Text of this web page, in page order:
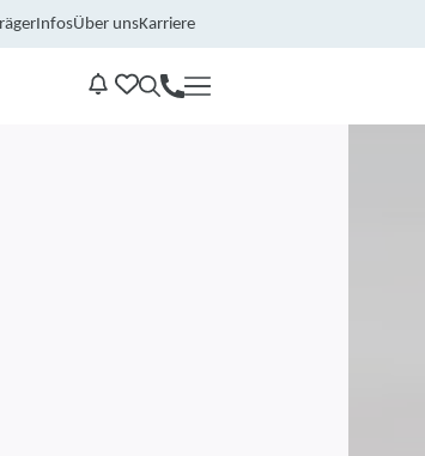
InfosÜber unsKarriere
Kontakt